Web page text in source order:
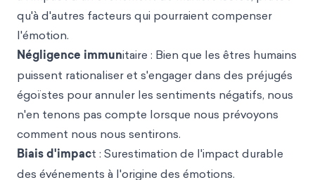
qu'à d'autres facteurs qui pourraient compenser
l'émotion.
Négligence immunitaire : Bien que les êtres humains
puissent rationaliser et s'engager dans des préjugés
égoïstes pour annuler les sentiments négatifs, nous
n'en tenons pas compte lorsque nous prévoyons
comment nous nous sentirons.
Biais d'impact : Surestimation de l'impact durable
des événements à l'origine des émotions.